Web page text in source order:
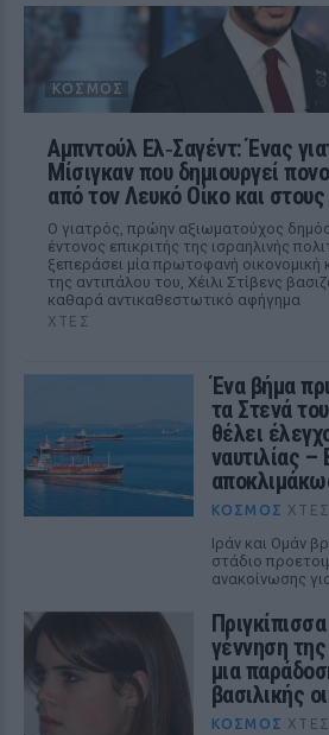
ΚΌΣΜΟΣ
Αμπντούλ Ελ‑Σαγέντ: Ένας
Μίσιγκαν που δημιουργεί
από τον Λευκό Οίκο και
Ο γιατρός, πρώην αξιωματούχος
έντονος επικριτής της ισραηλινής
ξεπεράσει μία πρωτοφανή οικονομική
της αντιπάλου του, Χέιλι Στίβενς
καθαρά αντικαθεστωτικό αφήγημα
ΧΤΕΣ
Ένα βήμα
τα Στενά
θέλει
ναυτιλίας –
ΚΌΣΜΟΣ ΧΤΕΣ
Ιράν και Ομάν
στάδιο
ανακοίνωσης
γέννηση
μια
βασιλικής
ΚΌΣΜΟΣ ΧΤΕΣ